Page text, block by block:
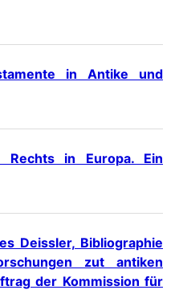
in Antike und
Rechts in Europa. Ein
Deissler, Bibliographie
zut antiken
der Kommission für